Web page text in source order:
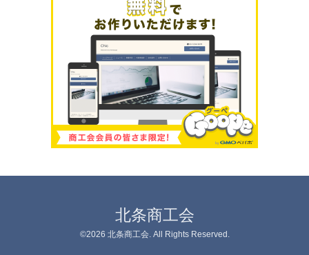
北条商工会
©2026 北条商工会. All Rights Reserved.